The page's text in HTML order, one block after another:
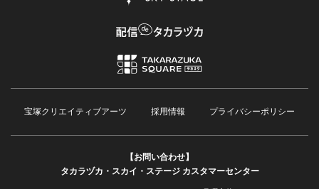
宝塚クリエイティブアーツ 採用情報 プライバシーポリシー
【お問い合わせ】
タカラヅカ・スカイ・ステージ カスタマーセンター